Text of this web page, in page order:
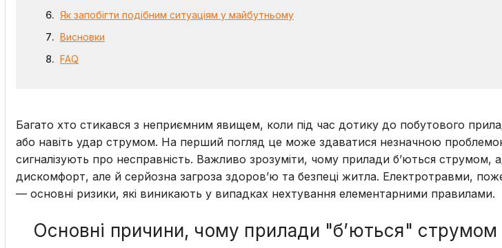
Як запобігти подібним ситуаціям у майбутньому
Висновки
FAQ
Багато хто стикався з неприємним явищем, коли під час дотику до побутового
або навіть удар струмом. На перший погляд це може здаватися незначною
сигналізують про несправність. Важливо зрозуміти, чому прилади б’ються
дискомфорт, але й серйозна загроза здоров’ю та безпеці житла. Електротравми,
— основні ризики, які виникають у випадках нехтування елементарними правилами.
Основні причини, чому прилади "б’ються" струмом